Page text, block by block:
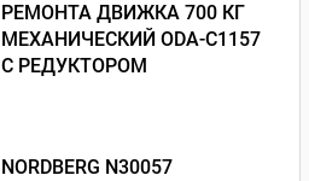
РЕМОНТА ДВИЖКА 700 КГ
МЕХАНИЧЕСКИЙ ODA-С1157
С РЕДУКТОРОМ
NORDBERG N30057